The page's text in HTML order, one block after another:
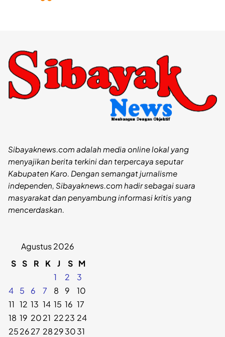
Sibayaknews.com adalah media online lokal yang
menyajikan berita terkini dan terpercaya seputar
Kabupaten Karo. Dengan semangat jurnalisme
independen, Sibayaknews.com hadir sebagai suara
masyarakat dan penyambung informasi kritis yang
mencerdaskan.
Agustus 2026
S S R K J S M
1
2
3
4
5 6 7 8 9
10
11 12 13 14 15 16 17
18 19 2021 2223 24
252627 28293031